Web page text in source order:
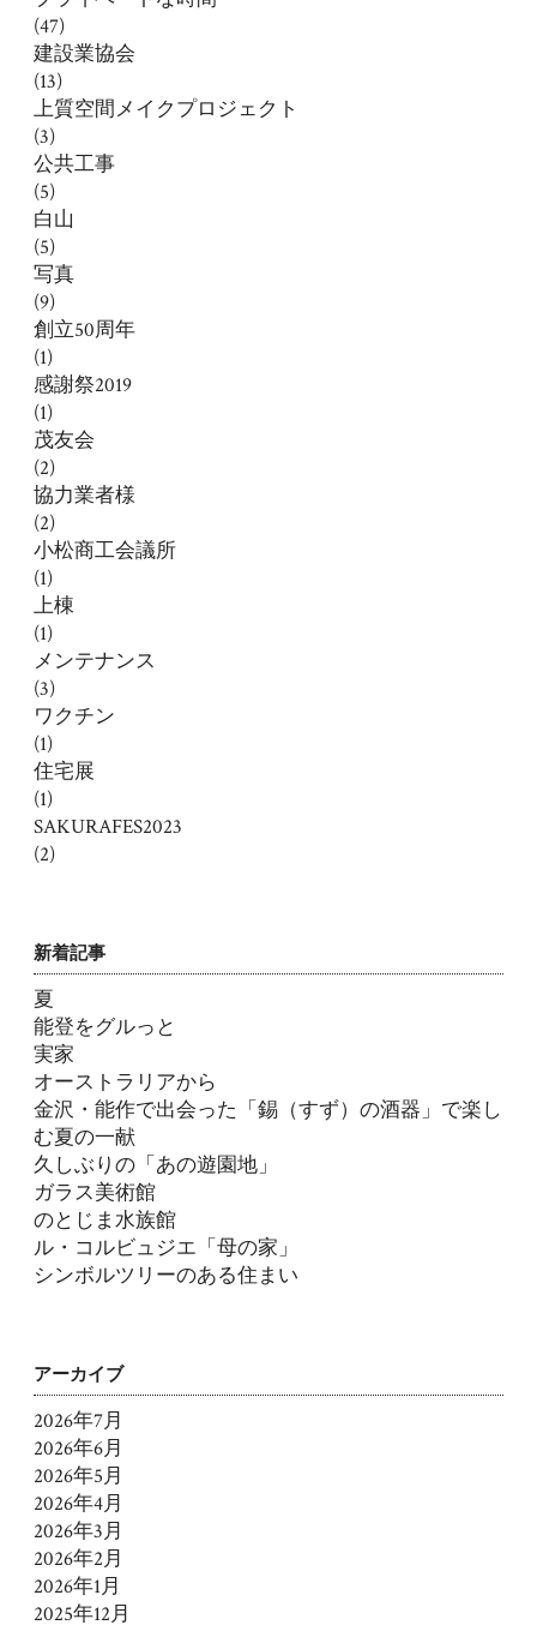
(47)
建設業協会
(13)
上質空間メイクプロジェクト
(3)
公共工事
(5)
白山
(5)
写真
(9)
創立50周年
(1)
感謝祭2019
(1)
茂友会
(2)
協力業者様
(2)
小松商工会議所
(1)
上棟
(1)
メンテナンス
(3)
ワクチン
(1)
住宅展
(1)
SAKURAFES2023
(2)
新着記事
夏
能登をグルっと
実家
オーストラリアから
金沢・能作で出会った「錫（すず）の酒器」で楽し
む夏の一献
久しぶりの「あの遊園地」
ガラス美術館
のとじま水族館
ル・コルビュジエ「母の家」
シンボルツリーのある住まい
アーカイブ
2026年7月
2026年6月
2026年5月
2026年4月
2026年3月
2026年2月
2026年1月
2025年12月